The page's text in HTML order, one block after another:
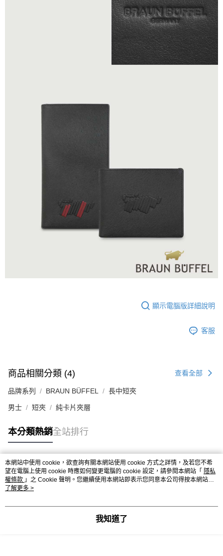
顯示電腦版詳細說明
客服
商品相關分類 (4) 查看全部
品牌系列 BRAUN BÜFFEL 長中短夾
男士 短夾 純卡片夾層
本分類熱銷全站排行
熱門標籤
本網站中使用 cookie，欲查詢有關本網站使用 cookie 方式之詳情，及若您不希
望在電腦上使用 cookie 時應如何變更電腦的 cookie 設定，請參閱本網站「 隱私
權條款 」之 Cookie 聲明。您繼續使用本網站即表示您同意本公司得按本網站使
用條款之 Cookie 聲明使用 cookie。
了解更多 >
我知道了